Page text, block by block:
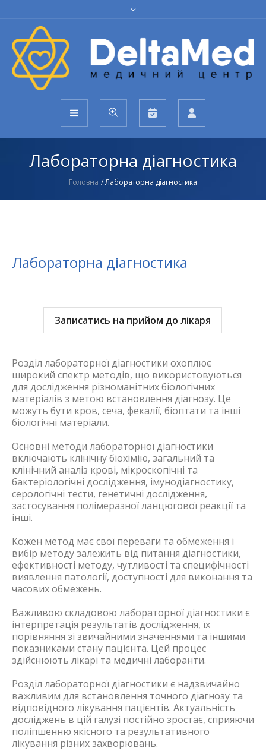
Лабораторна діагностика
Головна /Лабораторна діагностика
Лабораторна діагностика
Записатись на прийом до лікаря
Розділ лабораторної діагностики охоплює
широкий спектр методів, що використовуються
для дослідження різноманітних біологічних
матеріалів з метою встановлення діагнозу. Це
можуть бути кров, сеча, фекалії, біоптати та інші
біологічні матеріали.
Основні методи лабораторної діагностики
включають клінічну біохімію, загальний та
клінічний аналіз крові, мікроскопічні та
бактеріологічні дослідження, імунодіагностику,
серологічні тести, генетичні дослідження,
застосування полімеразної ланцюгової реакції та
інші.
Кожен метод має свої переваги та обмеження і
вибір методу залежить від питання діагностики,
ефективності методу, чутливості та специфічності
виявлення патології, доступності для виконання та
часових обмежень.
Важливою складовою лабораторної діагностики є
інтерпретація результатів дослідження, їх
порівняння зі звичайними значеннями та іншими
показниками стану пацієнта. Цей процес
здійснюють лікарі та медичні лаборанти.
Розділ лабораторної діагностики є надзвичайно
важливим для встановлення точного діагнозу та
відповідного лікування пацієнтів. Актуальність
досліджень в цій галузі постійно зростає, сприяючи
поліпшенню якісного та результативного
лікування різних захворювань.